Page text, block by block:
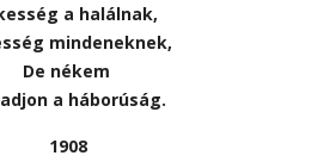
a halálnak,
mindeneknek,
De nékem
a háborúság.
1908